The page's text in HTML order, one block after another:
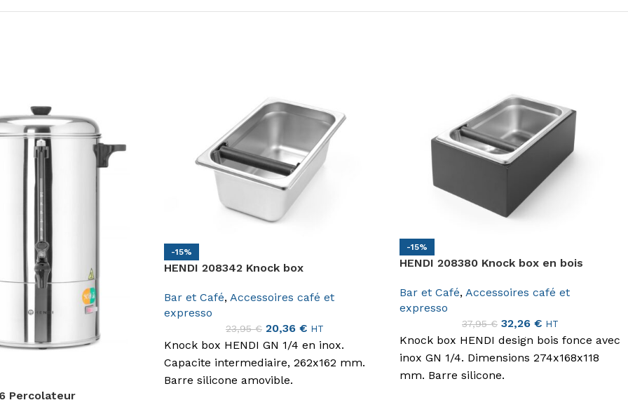
Percolateur
-15%
HENDI 208342 Knock box
Bar et Café, Accessoires café et
expresso
23,95€ 20,36 € HT
Knock box HENDI GN 1/4 en inox.
Capacite intermediaire, 262x162 mm.
Barre silicone amovible.
-15%
HENDI 208380 Knock box en bois
Bar et Café, Accessoires café et
expresso
37,95€ 32,26 € HT
Knock box HENDI design bois fonce avec
inox GN 1/4. Dimensions 274x168x118
mm. Barre silicone.